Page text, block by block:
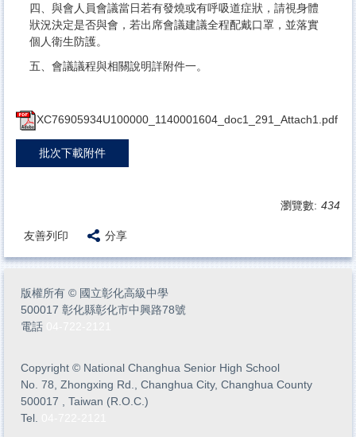
四、與會人員會議當日若有發燒或有呼吸道症狀，請視身體
狀況決定是否與會，若出席會議建議全程配戴口罩，並落實
個人衛生防護。
五、會議議程與相關說明詳附件一。
XC76905934U100000_1140001604_doc1_291_Attach1.pdf
批次下載附件
瀏覽數: 434
友善列印 分享
版權所有 © 國立彰化高級中學
500017 彰化縣彰化市中興路78號
電話
Copyright © National Changhua Senior High School
No. 78, Zhongxing Rd., Changhua City, Changhua County
500017 , Taiwan (R.O.C.)
Tel.